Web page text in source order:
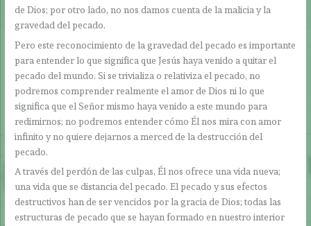
de Dios; por otro lado, no nos damos cuenta de la malicia y la
gravedad del pecado.
Pero este reconocimiento de la gravedad del pecado es importante
para entender lo que significa que Jesús haya venido a quitar el
pecado del mundo. Si se trivializa o relativiza el pecado, no
podremos comprender realmente el amor de Dios ni lo que
significa que el Señor mismo haya venido a este mundo para
redimirnos; no podremos entender cómo Él nos mira con amor
infinito y no quiere dejarnos a merced de la destrucción del
pecado.
A través del perdón de las culpas, Él nos ofrece una vida nueva;
una vida que se distancia del pecado. El pecado y sus efectos
destructivos han de ser vencidos por la gracia de Dios; todas las
estructuras de pecado que se hayan formado en nuestro interior